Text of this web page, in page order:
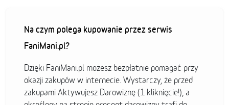
Na czym polega kupowanie przez serwis
FaniMani.pl?
Dzięki FaniMani.pl możesz bezpłatnie pomagać przy
okazji zakupów w internecie. Wystarczy, że przed
zakupami Aktywujesz Darowiznę (1 kliknięcie!), a